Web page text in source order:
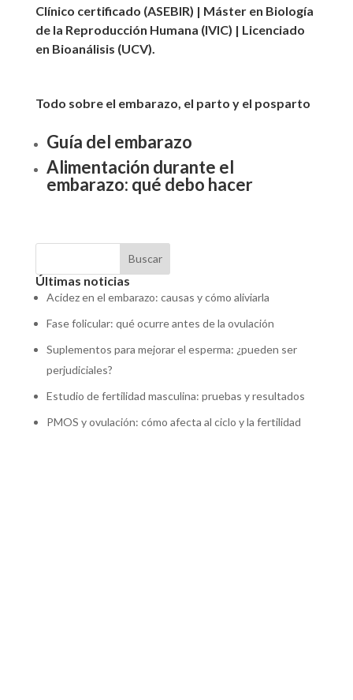
Clínico certificado (ASEBIR) | Máster en Biología
de la Reproducción Humana (IVIC) | Licenciado
en Bioanálisis (UCV).
Todo sobre el embarazo, el parto y el posparto
Guía del embarazo
Alimentación durante el
embarazo: qué debo hacer
Buscar
Últimas noticias
Acidez en el embarazo: causas y cómo aliviarla
Fase folicular: qué ocurre antes de la ovulación
Suplementos para mejorar el esperma: ¿pueden ser
perjudiciales?
Estudio de fertilidad masculina: pruebas y resultados
PMOS y ovulación: cómo afecta al ciclo y la fertilidad